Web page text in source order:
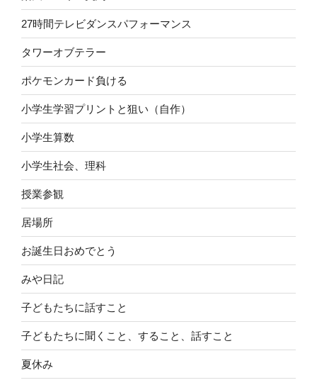
27時間テレビダンスパフォーマンス
タワーオブテラー
ポケモンカード負ける
小学生学習プリントと狙い（自作）
小学生算数
小学生社会、理科
授業参観
居場所
お誕生日おめでとう
みや日記
子どもたちに話すこと
子どもたちに聞くこと、すること、話すこと
夏休み